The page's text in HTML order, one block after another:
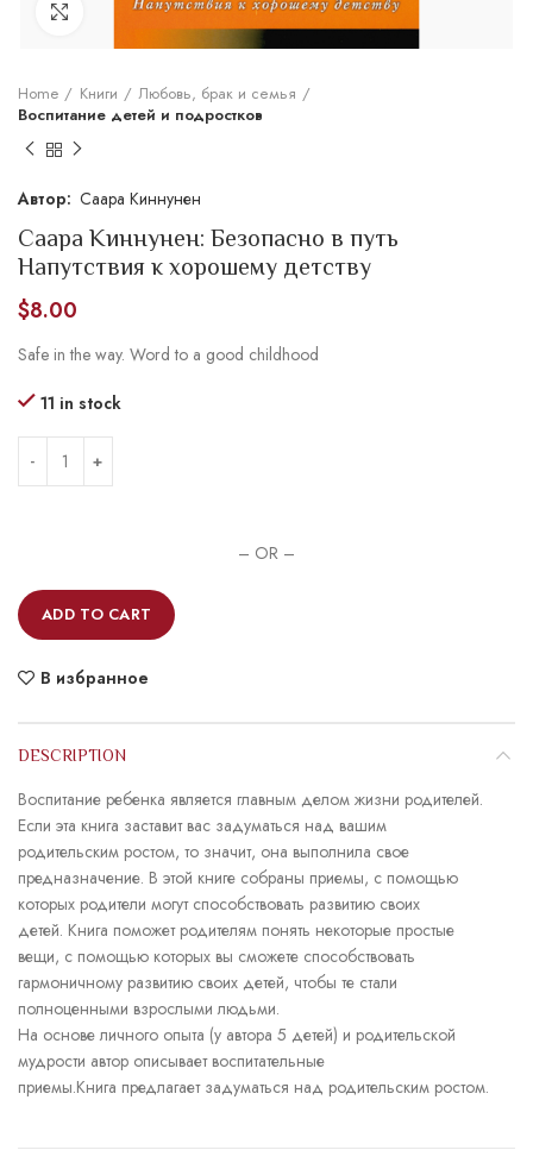
Увеличить
Home Книги
Любовь, брак и семья
Воспитание детей и подростков
Саара Киннунен
Саара Киннунен: Безопасно в путь
Напутствия к хорошему детству
$8.00
Safe in the way. Word to a good childhood
11 in stock
– OR –
ADD TO CART
В избранное
DESCRIPTION
Воспитание ребенка является главным делом жизни родителей.
Если эта книга заставит вас задуматься над вашим
родительским ростом, то значит, она выполнила свое
предназначение. В этой книге собраны приемы, с помощью
которых родители могут способствовать развитию своих
детей. Книга поможет родителям понять некоторые простые
вещи, с помощью которых вы сможете способствовать
гармоничному развитию своих детей, чтобы те стали
полноценными взрослыми людьми.
На основе личного опыта (у автора 5 детей) и родительской
мудрости автор описывает воспитательные
приемы.Книга предлагает задуматься над родительским ростом.